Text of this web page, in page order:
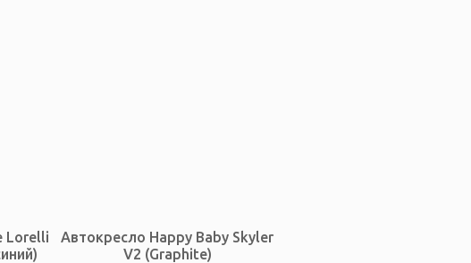
Lorelli
Автокресло Happy Baby Skyler
V2 (Graphite)